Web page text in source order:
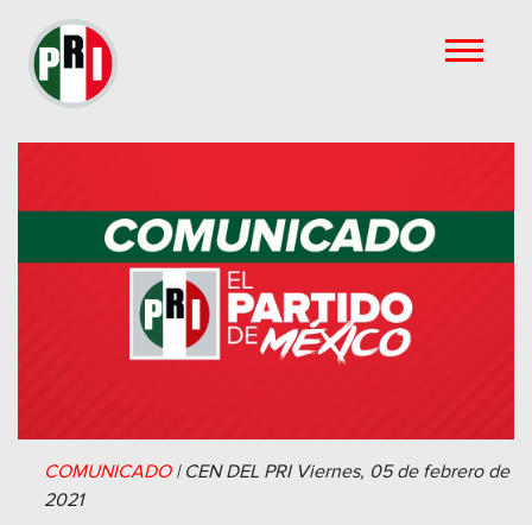
COMUNICADO| CEN DEL PRI Viernes, 05 de febrero de
2021